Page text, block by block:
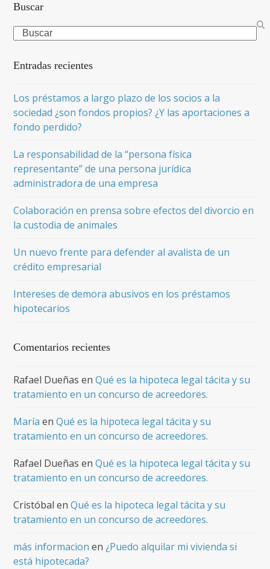
Buscar
Search
Entradas recientes
Los préstamos a largo plazo de los socios a la
sociedad ¿son fondos propios? ¿Y las aportaciones a
fondo perdido?
La responsabilidad de la “persona física
representante” de una persona jurídica
administradora de una empresa
Colaboración en prensa sobre efectos del divorcio en
la custodia de animales
Un nuevo frente para defender al avalista de un
crédito empresarial
Intereses de demora abusivos en los préstamos
hipotecarios
Comentarios recientes
Rafael Dueñas enQué es la hipoteca legal tácita y su
tratamiento en un concurso de acreedores.
María enQué es la hipoteca legal tácita y su
tratamiento en un concurso de acreedores.
Rafael Dueñas enQué es la hipoteca legal tácita y su
tratamiento en un concurso de acreedores.
Cristóbal enQué es la hipoteca legal tácita y su
tratamiento en un concurso de acreedores.
más informacion en¿Puedo alquilar mi vivienda si
está hipotecada?